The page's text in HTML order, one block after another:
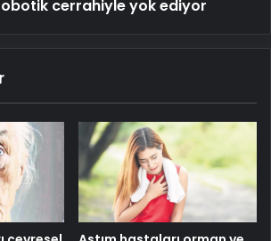
cerrahiyle yok ediyor